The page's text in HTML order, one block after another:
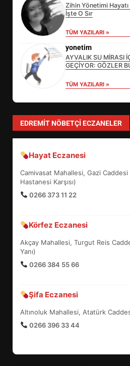
Zihin Yönetimi
İşte O Sır
TÜM YAZILARI »
yonetim
AYVALIK SU MİRASI
GEÇİYOR: GÖZLER
TÜM YAZILARI »
EDREMIT NÖBETÇI ECZANELER
Hayat Eczanesi
Camivasat Mahallesi, Gazi
Hastanesi Karşısı)
0266 373 11 22
Körfez Eczanesi
Akçay Mahallesi, Turgut Reis
Yanı)
0266 384 55 66
Şifa Eczanesi
Altınoluk Mahallesi, Atatürk
0266 396 33 44
DEĞİŞECEK?
4
5
BALIKESİR
UZATILDI: NE
6
TURNUVASI
7
YENİ YÖNETİM
ŞEKİLLENDİ?
HAREKETE